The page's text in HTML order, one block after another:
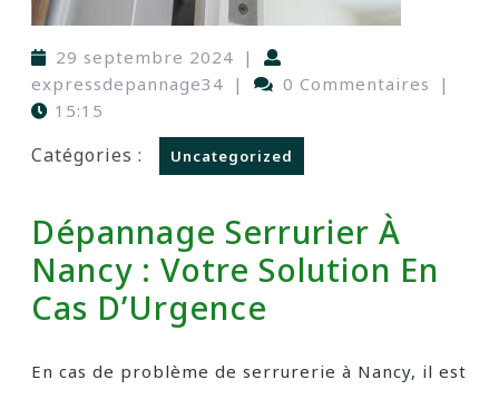
29 septembre 2024 |
expressdepannage34 | 0 Commentaires
|
15:15
Catégories : Uncategorized
Dépannage Serrurier À
Nancy : Votre Solution En
Cas D’Urgence
En cas de problème de serrurerie à Nancy, il est